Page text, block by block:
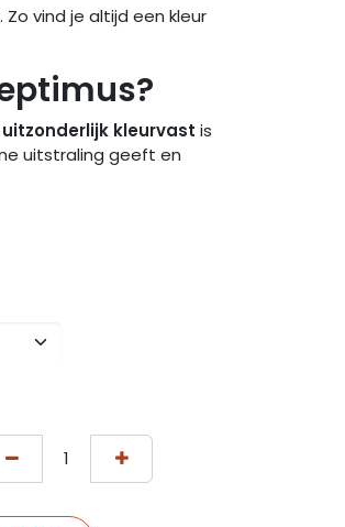
vind je altijd een kleur
kleurvast is
uitstraling geeft en